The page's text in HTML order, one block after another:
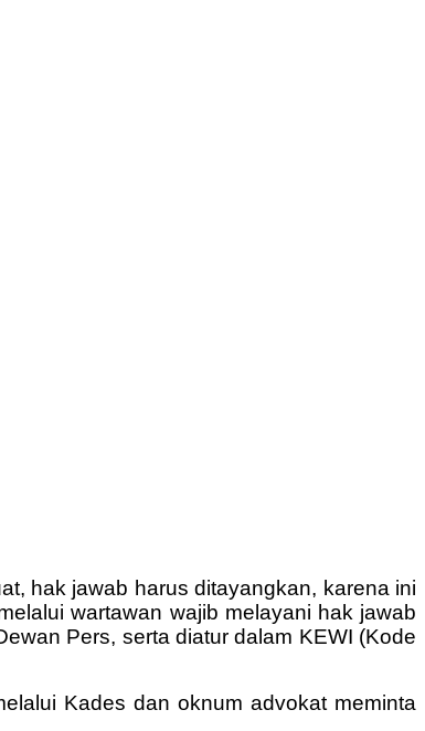
hak jawab harus ditayangkan, karena ini
wartawan wajib melayani hak jawab
Pers, serta diatur dalam KEWI (Kode
Kades dan oknum advokat meminta